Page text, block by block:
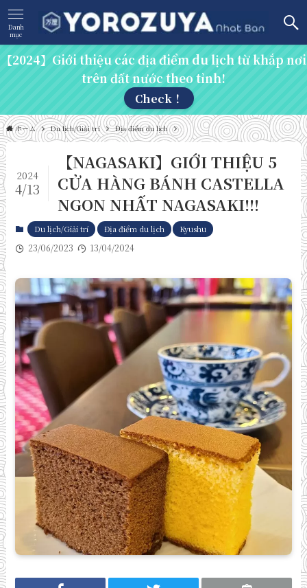
Danh
mục
【2024】Giới thiệu các địa điểm du lịch từ khắp nơi
trên đất nước theo tỉnh!
Check！
ホーム Du lịch/Giải trí Địa điểm du lịch
【NAGASAKI】GIỚI THIỆU 5
CỬA HÀNG BÁNH CASTELLA
NGON NHẤT NAGASAKI!!!
2024
4/13
Du lịch/Giải trí Địa điểm du lịch Kyushu
23/06/2023 13/04/2024